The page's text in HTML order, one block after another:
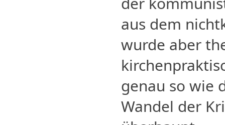
aus dem
wurde aber
genau so wie
Wandel der